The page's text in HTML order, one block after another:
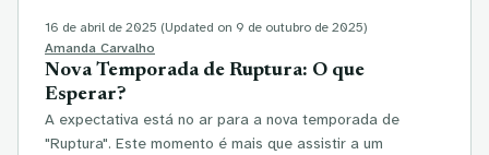
16 de abril de 2025 (Updated on 9 de outubro de 2025)
Amanda Carvalho
Nova Temporada de Ruptura: O que
Esperar?
A expectativa está no ar para a nova temporada de
"Ruptura". Este momento é mais que assistir a um